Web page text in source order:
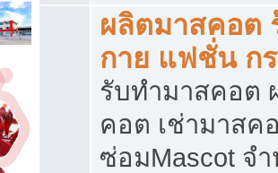
ผลิตมาสคอต
กาย แฟชั่น กร
รับทำมาสคอต
คอต เช่ามาสค
ซ่อมMascot จ